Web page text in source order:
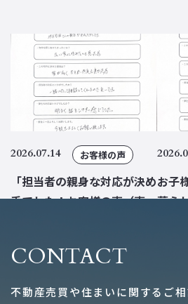
2026.07.14 お客様の声
「担当者の親身な対応が決め
手でした！お客様の声（売
お子
暮ら
CONTACT
不動産売買や住まいに関するご